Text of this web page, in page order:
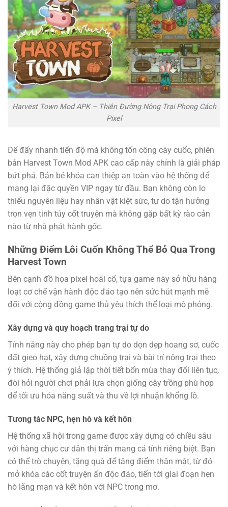
Harvest Town Mod APK – Thiên Đường Nông Trại Phong Cách
Pixel
Để đẩy nhanh tiến độ mà không tốn công cày cuốc, phiên
bản Harvest Town Mod APK cao cấp này chính là giải pháp
bứt phá. Bản bẻ khóa can thiệp an toàn vào hệ thống để
mang lại đặc quyền VIP ngay từ đầu. Bạn không còn lo
thiếu nguyên liệu hay nhân vật kiệt sức, tự do tận hưởng
trọn vẹn tinh túy cốt truyện mà không gặp bất kỳ rào cản
nào từ nhà phát hành gốc.
Những Điểm Lôi Cuốn Không Thể Bỏ Qua Trong
Harvest Town
Bên cạnh đồ họa pixel hoài cổ, tựa game này sở hữu hàng
loạt cơ chế vận hành độc đáo tạo nên sức hút mạnh mẽ
đối với cộng đồng game thủ yêu thích thể loại mô phỏng.
Xây dựng và quy hoạch trang trại tự do
Tính năng này cho phép bạn tự do dọn dẹp hoang sơ, cuốc
đất gieo hạt, xây dựng chuồng trại và bài trí nông trại theo
ý thích. Hệ thống giả lập thời tiết bốn mùa thay đổi liên tục,
đòi hỏi người chơi phải lựa chọn giống cây trồng phù hợp
để tối ưu hóa năng suất và thu về lợi nhuận khổng lồ.
Tương tác NPC, hẹn hò và kết hôn
Hệ thống xã hội trong game được xây dựng có chiều sâu
với hàng chục cư dân thị trấn mang cá tính riêng biệt. Bạn
có thể trò chuyện, tặng quà để tăng điểm thân mật, từ đó
mở khóa các cốt truyện ẩn độc đáo, tiến tới giai đoạn hẹn
hò lãng mạn và kết hôn với NPC trong mơ.